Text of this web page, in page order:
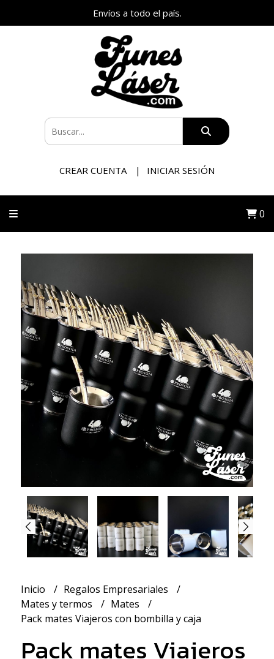
Envíos a todo el país.
CREAR CUENTA INICIAR SESIÓN
0
Inicio
Regalos Empresariales
Mates y termos
Mates
Pack mates Viajeros con bombilla y caja
Pack mates Viajeros